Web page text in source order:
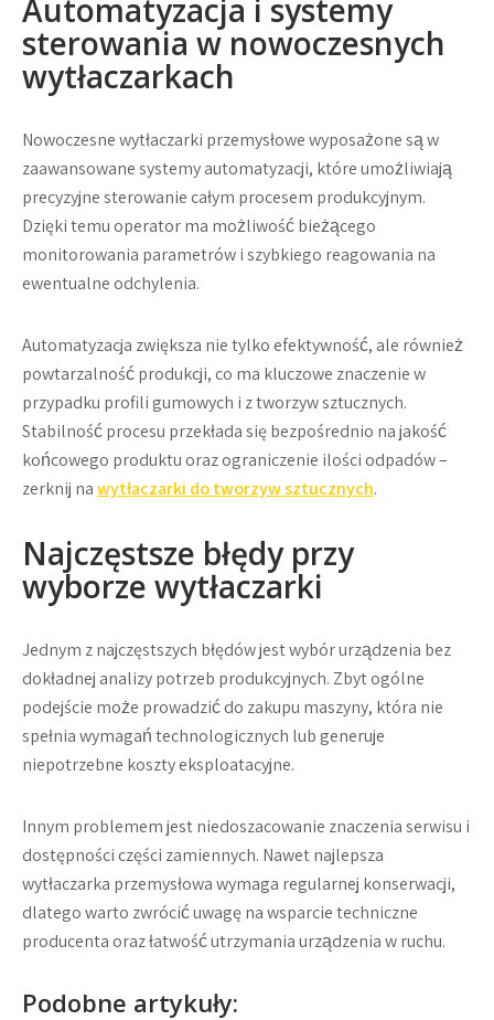
Automatyzacja i systemy
sterowania w nowoczesnych
wytłaczarkach
Nowoczesne wytłaczarki przemysłowe wyposażone są w
zaawansowane systemy automatyzacji, które umożliwiają
precyzyjne sterowanie całym procesem produkcyjnym.
Dzięki temu operator ma możliwość bieżącego
monitorowania parametrów i szybkiego reagowania na
ewentualne odchylenia.
Automatyzacja zwiększa nie tylko efektywność, ale również
powtarzalność produkcji, co ma kluczowe znaczenie w
przypadku profili gumowych i z tworzyw sztucznych.
Stabilność procesu przekłada się bezpośrednio na jakość
końcowego produktu oraz ograniczenie ilości odpadów –
zerknij nawytłaczarki do tworzyw sztucznych.
Najczęstsze błędy przy
wyborze wytłaczarki
Jednym z najczęstszych błędów jest wybór urządzenia bez
dokładnej analizy potrzeb produkcyjnych. Zbyt ogólne
podejście może prowadzić do zakupu maszyny, która nie
spełnia wymagań technologicznych lub generuje
niepotrzebne koszty eksploatacyjne.
Innym problemem jest niedoszacowanie znaczenia serwisu i
dostępności części zamiennych. Nawet najlepsza
wytłaczarka przemysłowa wymaga regularnej konserwacji,
dlatego warto zwrócić uwagę na wsparcie techniczne
producenta oraz łatwość utrzymania urządzenia w ruchu.
Podobne artykuły: